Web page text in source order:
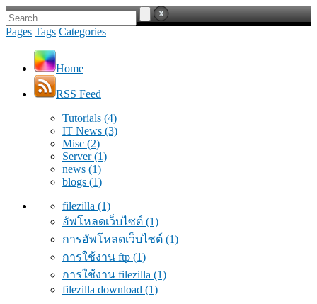
Pages Tags Categories
Home
RSS Feed
Tutorials (4)
IT News (3)
Misc (2)
Server(1)
news (1)
blogs (1)
filezilla (1)
อัพโหลดเว็บไซต์ (1)
การอัพโหลดเว็บไซต์ (1)
การใช้งาน ftp (1)
การใช้งาน filezilla (1)
filezilla download (1)